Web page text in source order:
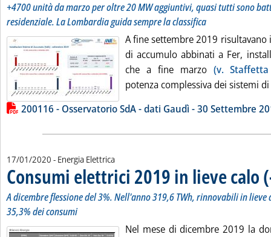
+4700 unità da marzo per oltre 20 MW aggiuntivi, quasi tutti sono
residenziale. La Lombardia guida sempre la classifica
A fine settembre 2019
di accumulo abbinati a Fer,
che a fine marzo (v.
potenza complessiva dei sistemi
Lista allegati PDF alla notizia
200116 - Osservatorio SdA - dati Gaudì - 30 Settembre
17/01/2020 - Energia Elettrica
Consumi elettrici 2019 in lieve calo
A dicembre flessione del 3%. Nell'anno 319,6 TWh, rinnovabili in
35,3% dei consumi
Nel mese di dicembre 2019 la